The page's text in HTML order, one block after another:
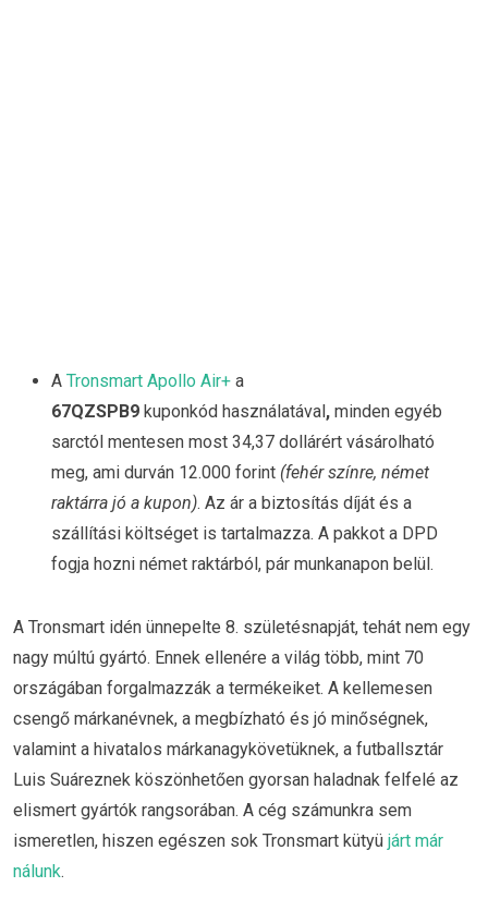
A Tronsmart Apollo Air+ a
67QZSPB9 kuponkód használatával, minden egyéb
sarctól mentesen most 34,37 dollárért vásárolható
meg, ami durván 12.000 forint (fehér színre, német
raktárra jó a kupon). Az ár a biztosítás díját és a
szállítási költséget is tartalmazza. A pakkot a DPD
fogja hozni német raktárból, pár munkanapon belül.
A Tronsmart idén ünnepelte 8. születésnapját, tehát nem egy
nagy múltú gyártó. Ennek ellenére a világ több, mint 70
országában forgalmazzák a termékeiket. A kellemesen
csengő márkanévnek, a megbízható és jó minőségnek,
valamint a hivatalos márkanagykövetüknek, a futballsztár
Luis Suáreznek köszönhetően gyorsan haladnak felfelé az
elismert gyártók rangsorában. A cég számunkra sem
ismeretlen, hiszen egészen sok Tronsmart kütyü járt már
nálunk.